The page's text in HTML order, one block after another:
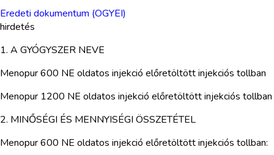
Eredeti dokumentum (OGYEI)
hirdetés
1. A GYÓGYSZER NEVE
Menopur 600 NE oldatos injekció előretöltött injekciós tollban
Menopur 1200 NE oldatos injekció előretöltött injekciós tollban
2. MINŐSÉGI ÉS MENNYISÉGI ÖSSZETÉTEL
Menopur 600 NE oldatos injekció előretöltött injekciós tollban: